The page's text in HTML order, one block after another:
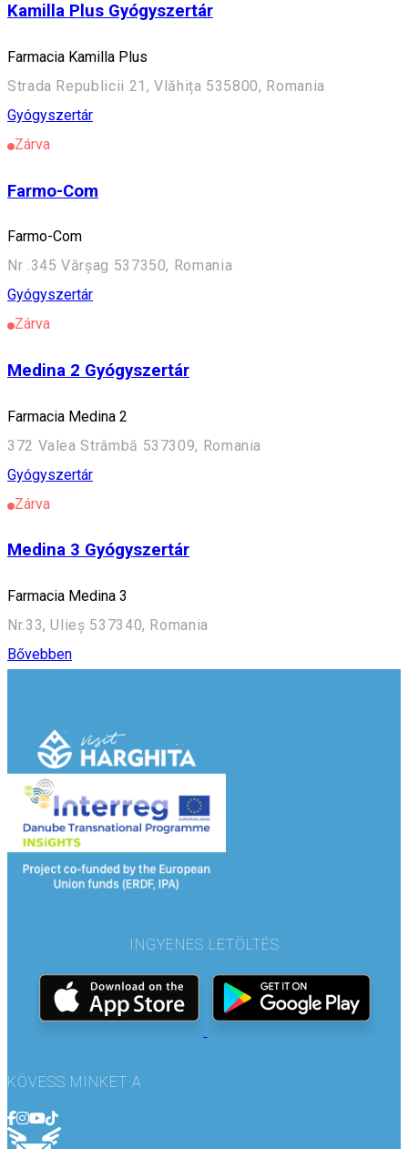
Kamilla Plus Gyógyszertár
Farmacia Kamilla Plus
Strada Republicii 21, Vlăhița 535800, Romania
Gyógyszertár
Zárva
Farmo-Com
Farmo-Com
Nr .345 Vărșag 537350, Romania
Gyógyszertár
Zárva
Medina 2 Gyógyszertár
Farmacia Medina 2
372 Valea Strâmbă 537309, Romania
Gyógyszertár
Zárva
Medina 3 Gyógyszertár
Farmacia Medina 3
Nr.33, Ulieș 537340, Romania
Bővebben
INGYENES LETÖLTÉS
KÖVESS MINKET A